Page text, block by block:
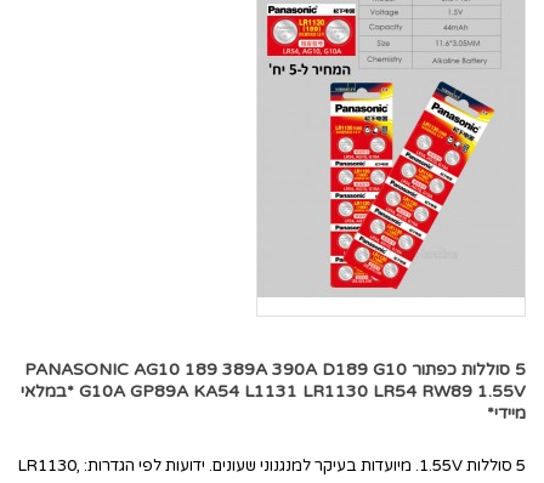
5 סוללות כפתור PANASONIC AG10 189 389A 390A D189 G10
G10A GP89A KA54 L1131 LR1130 LR54 RW89 1.55V *במלאי
מיידי*
5 סוללות 1.55V. מיועדות בעיקר למנגנוני שעונים. ידועות לפי הגדרות: LR1130,